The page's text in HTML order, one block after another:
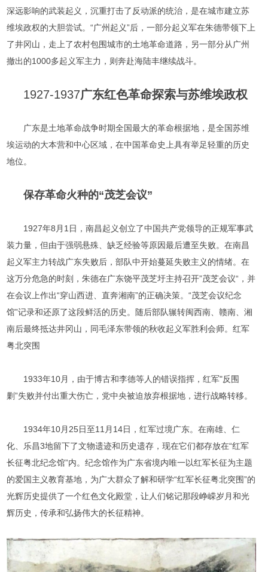
深远影响的武装起义，沉重打击了反动派的统治，是在城市建立苏
维埃政权的大胆尝试。“广州起义”后，一部分起义军在朱德带领下上
了井冈山，走上了农村包围城市的土地革命道路，另一部分从广州
撤出的1000多起义军主力，则奔赴海陆丰继续战斗。
1927-1937广东红色革命探索与苏维埃政权
广东是土地革命战争时期全国最大的革命根据地，是全国苏维
埃运动的大本营和中心区域，在中国革命史上具有举足轻重的历史
地位。
保存革命火种的“茂芝会议”
1927年8月1日，南昌起义创立了中国共产党领导的正规军事武
装力量，但由于强弱悬殊、缺乏经验等原因最后遭至失败。在南昌
起义军主力转战广东失败后，部队中开始蔓延失败主义的情绪。在
这万分危急的时刻，朱德在广东饶平茂芝圩主持召开”茂芝会议“，并
在会议上作出“穿山西进、直奔湘南”的正确决策。“茂芝会议纪念
馆”记录和还原了这段鲜活的历史。随后部队辗转闽西南、赣南、湘
南后最终抵达井冈山，同毛泽东带领的秋收起义军胜利会师。红军
粤北突围
1933年10月，由于博古和李德等人的错误指挥，红军"反围
剿”失败并付出重大伤亡，党中央被迫放弃根据地，进行战略转移。
1934年10月25日至11月14日，红军过境广东。在南雄、仁
化、乐昌3地留下了文物遗迹和历史遗存，现在它们都存放在“红军
长征粤北纪念馆”内。纪念馆作为广东省境内唯一以红军长征为主题
的爱国主义教育基地，为广大群众了解和研学“红军长征粤北突围”的
光辉历史提供了一个红色文化殿堂，让人们铭记那段峥嵘岁月和光
辉历史，传承和弘扬伟大的长征精神。